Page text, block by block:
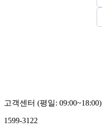
고객센터 (평일: 09:00~18:00)
1599-3122